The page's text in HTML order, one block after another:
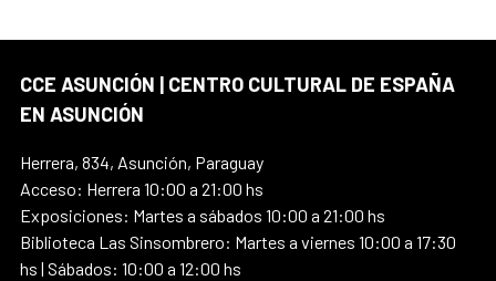
CCE ASUNCIÓN | CENTRO CULTURAL DE ESPAÑA
EN ASUNCIÓN
Herrera, 834, Asunción, Paraguay
Acceso: Herrera 10:00 a 21:00 hs
Exposiciones: Martes a sábados 10:00 a 21:00 hs
Biblioteca Las Sinsombrero: Martes a viernes 10:00 a 17:30
hs | Sábados: 10:00 a 12:00 hs